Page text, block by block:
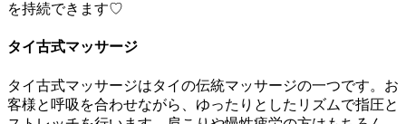
を持続できます♡
タイ古式マッサージ
タイ古式マッサージはタイの伝統マッサージの一つです。お
客様と呼吸を合わせながら、ゆったりとしたリズムで指圧と